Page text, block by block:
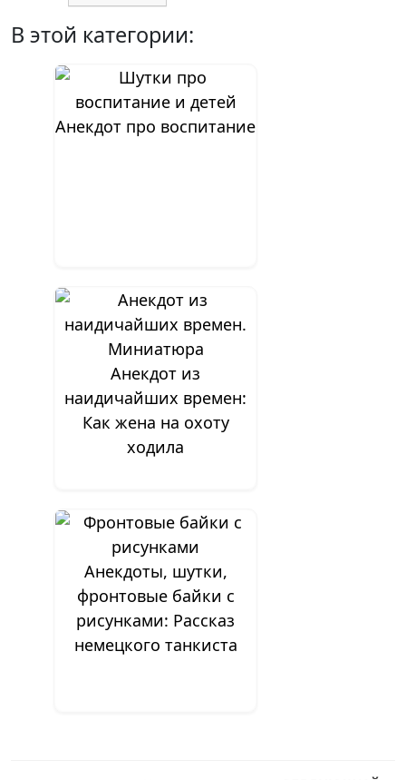
В этой категории:
Анекдот про воспитание
Анекдот из
наидичайших времен:
Как жена на охоту
ходила
Анекдоты, шутки,
фронтовые байки с
рисунками: Рассказ
немецкого танкиста